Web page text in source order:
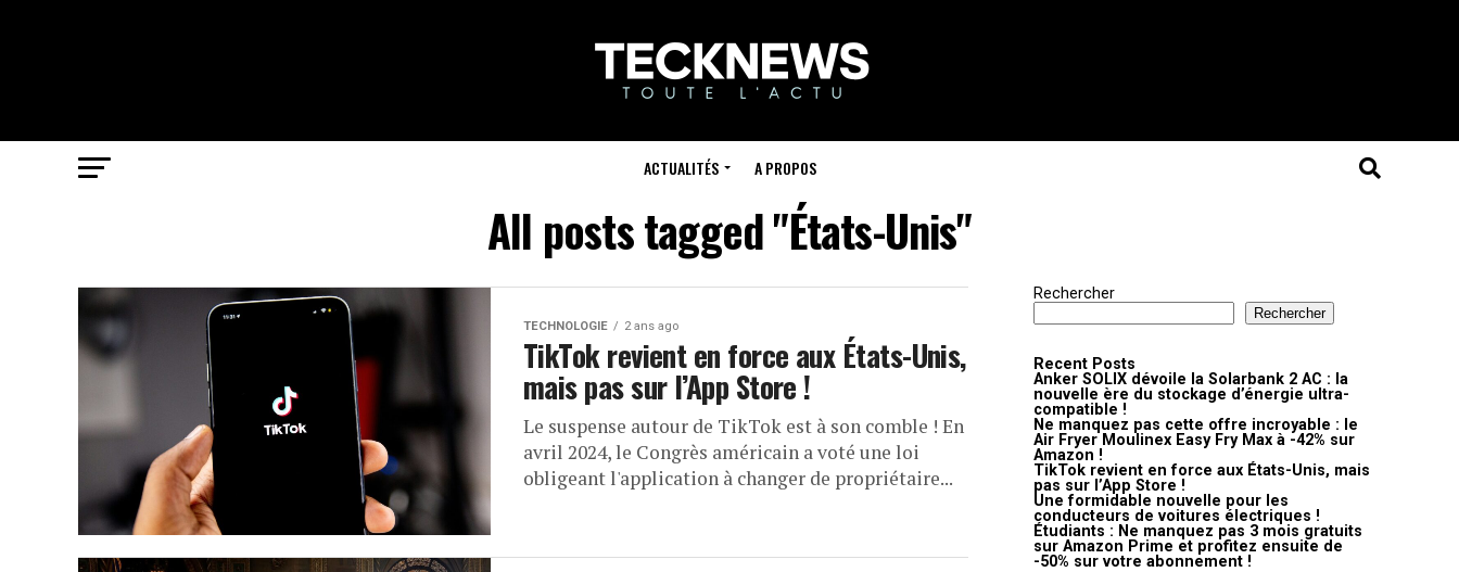
ACTUALITÉS A PROPOS
All posts tagged "États-Unis"
TECHNOLOGIE 2 ans ago
TikTok revient en force aux États-Unis,
mais pas sur l’App Store !
Le suspense autour de TikTok est à son comble ! En
avril 2024, le Congrès américain a voté une loi
obligeant l'application à changer de propriétaire...
Rechercher
Rechercher
Recent Posts
Anker SOLIX dévoile la Solarbank 2 AC : la
nouvelle ère du stockage d’énergie ultra-
compatible !
Ne manquez pas cette offre incroyable : le
Air Fryer Moulinex Easy Fry Max à -42% sur
Amazon !
TikTok revient en force aux États-Unis, mais
pas sur l’App Store !
Une formidable nouvelle pour les
conducteurs de voitures électriques !
Étudiants : Ne manquez pas 3 mois gratuits
sur Amazon Prime et profitez ensuite de
-50% sur votre abonnement !